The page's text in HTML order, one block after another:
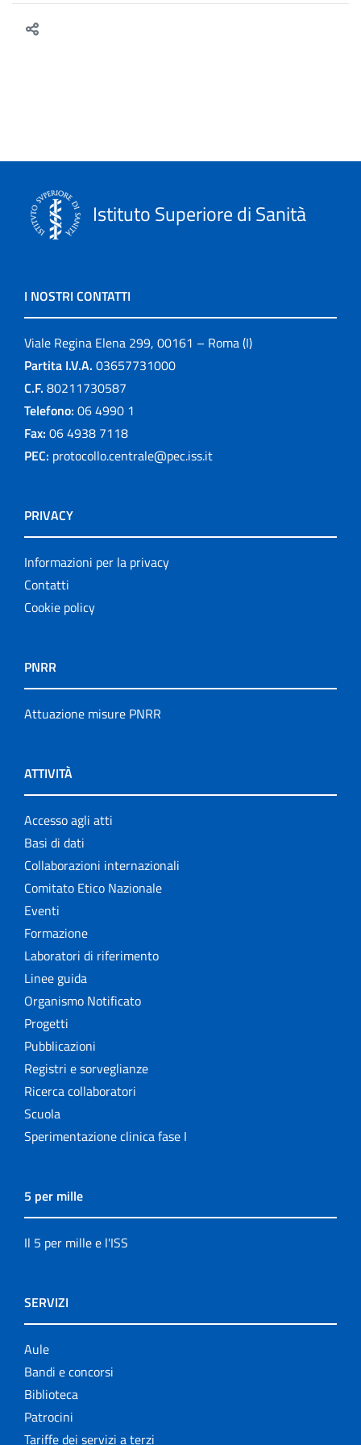
Istituto Superiore di Sanità
I NOSTRI CONTATTI
Viale Regina Elena 299, 00161 – Roma (I)
Partita I.V.A. 03657731000
C.F. 80211730587
Telefono: 06 4990 1
Fax: 06 4938 7118
PEC: protocollo.centrale@pec.iss.it
PRIVACY
Informazioni per la privacy
Contatti
Cookie policy
PNRR
Attuazione misure PNRR
ATTIVITÀ
Accesso agli atti
Basi di dati
Collaborazioni internazionali
Comitato Etico Nazionale
Eventi
Formazione
Laboratori di riferimento
Linee guida
Organismo Notificato
Progetti
Pubblicazioni
Registri e sorveglianze
Ricerca collaboratori
Scuola
Sperimentazione clinica fase I
5 per mille
Il 5 per mille e l'ISS
SERVIZI
Aule
Bandi e concorsi
Biblioteca
Patrocini
Tariffe dei servizi a terzi